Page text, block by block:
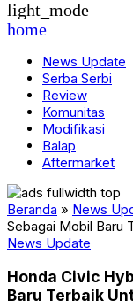
light_mode
home
News Update
Serba Serbi
Review
Komunitas
Modifikasi
Balap
Aftermarket
Beranda » News
Sebagai Mobil Baru
News Update
Honda Civic
Baru Terbaik